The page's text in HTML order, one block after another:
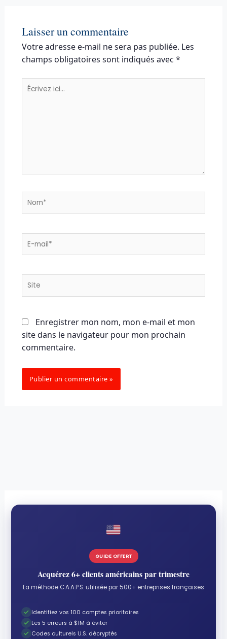
Laisser un commentaire
Votre adresse e-mail ne sera pas publiée. Les
champs obligatoires sont indiqués avec *
Écrivez
Nom*
E-
Site
Enregistrer mon nom, mon e-mail et mon
site dans le navigateur pour mon prochain
commentaire.
GUIDE OFFERT
Acquérez 6+ clients américains par trimestre
La méthode C.A.A.P.S. utilisée par 500+ entreprises françaises
Identifiez vos 100 comptes prioritaires
Les 5 erreurs à $1M à éviter
Codes culturels U.S. décryptés